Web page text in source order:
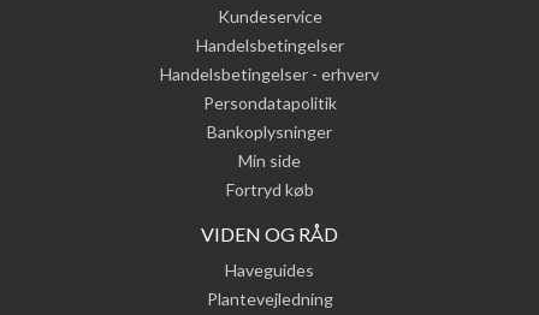
Kundeservice
Handelsbetingelser
Handelsbetingelser - erhverv
Persondatapolitik
Bankoplysninger
Min side
Fortryd køb
VIDEN OG RÅD
Haveguides
Plantevejledning